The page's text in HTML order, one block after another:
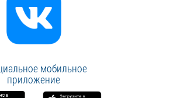
мобильное
приложение